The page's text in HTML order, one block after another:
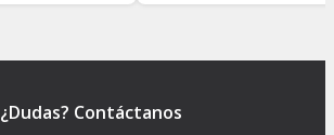
¿Dudas? Contáctanos